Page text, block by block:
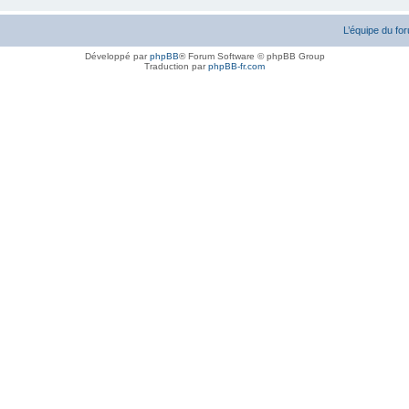
L’équipe du
Développé parphpBB® Forum Software © phpBB Group
Traduction parphpBB-fr.com